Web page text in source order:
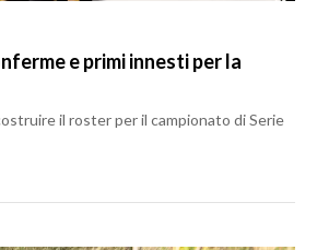
e primi innesti per la
il roster per il campionato di Serie